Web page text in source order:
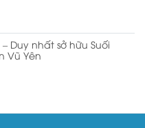
Duy nhất sở hữu Suối
Vũ Yên